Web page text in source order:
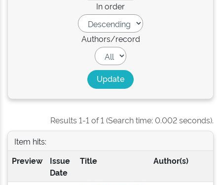
In order
Authors/record
Results 1-1 of 1 (Search time: 0.002 seconds).
Item hits:
Preview
Issue
Date
Title Author(s)